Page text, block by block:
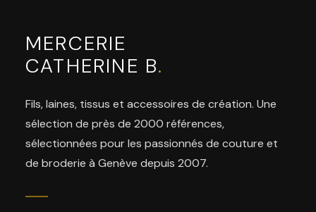
MERCERIE
CATHERINE B.
Fils, laines, tissus et accessoires de création. Une
sélection de près de 2000 références,
sélectionnées pour les passionnés de couture et
de broderie à Genève depuis 2007.